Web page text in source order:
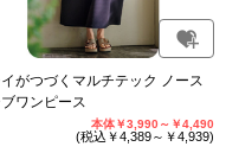
がつづくマルチテック ノース
ワンピース
本体￥3,990～￥4,490
(税込￥4,389～￥4,939)